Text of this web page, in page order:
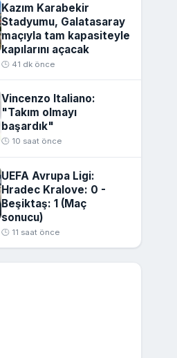
Kazım Karabekir
Stadyumu, Galatasaray
maçıyla tam kapasiteyle
kapılarını açacak
🕒 41 dk önce
Vincenzo Italiano:
"Takım olmayı
başardık"
🕒 10 saat önce
UEFA Avrupa Ligi:
Hradec Kralove: 0 -
Beşiktaş: 1 (Maç
sonucu)
🕒 11 saat önce